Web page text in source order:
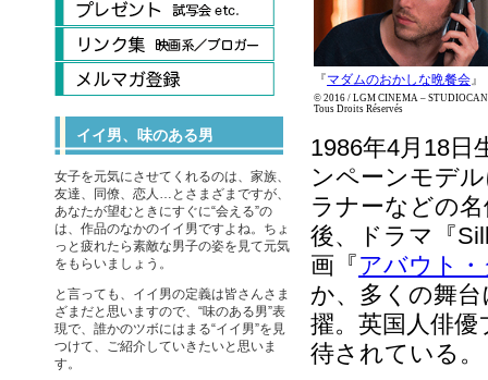
イイ男、味のある男
女子を元気にさせてくれるのは、家族、
友達、同僚、恋人…とさまざまですが、
あなたが望むときにすぐに“会える”の
は、作品のなかのイイ男ですよね。ちょ
っと疲れたら素敵な男子の姿を見て元気
をもらいましょう。
と言っても、イイ男の定義は皆さんさま
ざまだと思いますので、“味のある男”表
現で、誰かのツボにはまる“イイ男”を見
つけて、ご紹介していきたいと思いま
す。
『マダムのおかしな晩餐会』
© 2016 / LGM CINEMA –
Tous Droits Réservés
1986年4月18日
ンペーンモデ
ラナーなどの
後、ドラマ『
画『アバウト
か、多くの舞
擢。英国人俳
待されている。